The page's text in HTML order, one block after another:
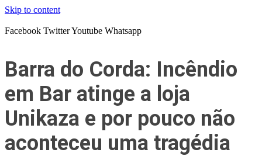
Skip to content
Facebook TwitterYoutube Whatsapp
Barra do Corda: Incêndio
em Bar atinge a loja
Unikaza e por pouco não
aconteceu uma tragédia